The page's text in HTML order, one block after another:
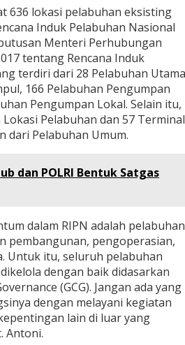
636 lokasi pelabuhan eksisting
Induk Pelabuhan Nasional
Menteri Perhubungan
tentang Rencana Induk
terdiri dari 28 Pelabuhan
166 Pelabuhan Pengumpan
Pengumpan Lokal. Selain itu,
Pelabuhan dan 57 Terminal
dari Pelabuhan Umum.
dan POLRI Bentuk Satgas
dalam RIPN adalah pelabuhan
pembangunan, pengoperasian,
Untuk itu, seluruh pelabuhan
dengan baik didasarkan
(GCG). Jangan ada yang
dengan melayani kegiatan
lain di luar yang
Antoni.